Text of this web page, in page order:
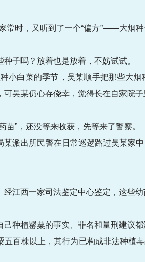
常时，又听到了一个“偏方”——大烟
子吗？放着也是放着，不妨试试。
小白菜的季节，吴某顺手把那些大
吴某仍心存侥幸，觉得长在自家院子
苗”，还没等来收获，先等来了警察。
派出所民警在日常巡逻路过吴某家
江西一家司法鉴定中心鉴定，这些
种植罂粟的事实、罪名和量刑建议
百株以上，其行为已构成非法种植